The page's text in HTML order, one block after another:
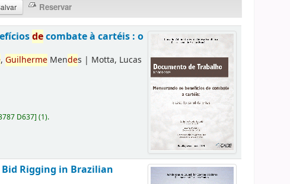
decombate à cartéis : o
,Guilherme Mendes | Motta, Lucas
D637](1).
Rigging in Brazilian